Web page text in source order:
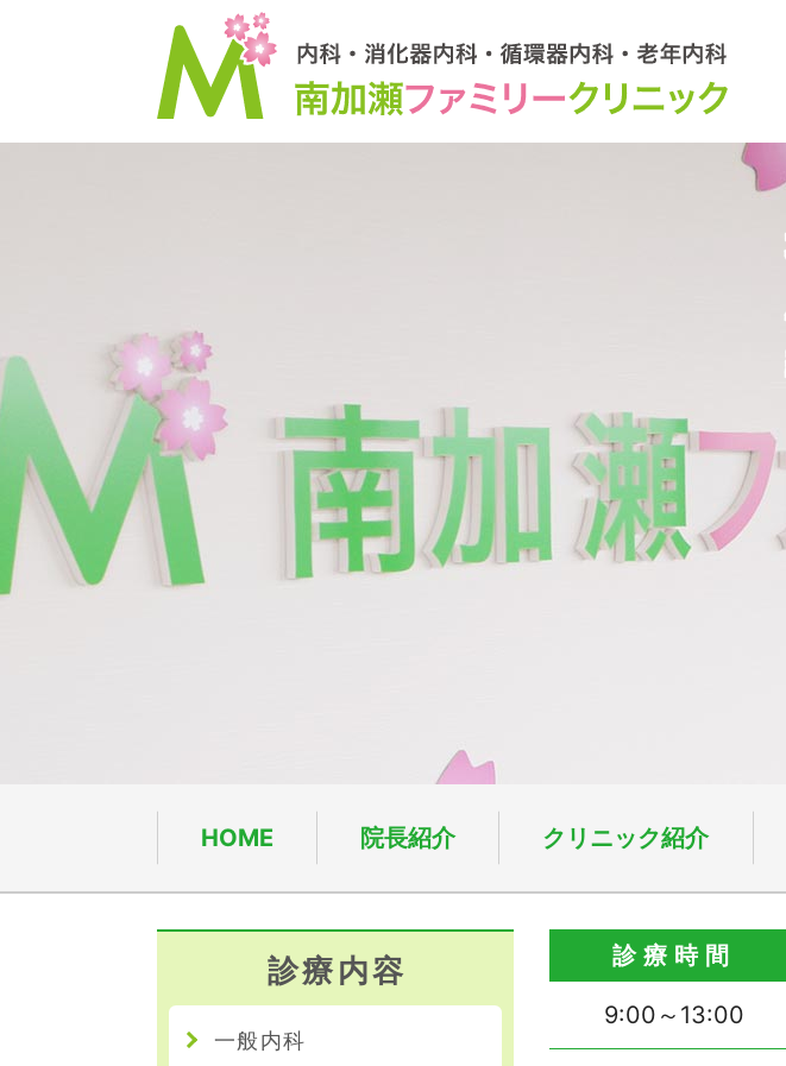
HOME 院長紹介 クリニック紹介
診療時間
9:00～13:00
診療内容
一般内科